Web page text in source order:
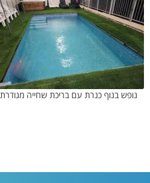
נופש בנוף כנרת עם בריכת שחייה מגודרת